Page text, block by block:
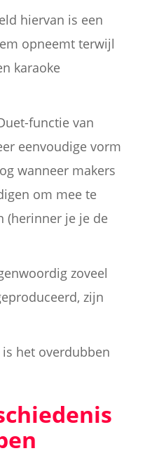
hiervan is een
opneemt terwijl
karaoke
functie van
eenvoudige vorm
wanneer makers
om mee te
(herinner je je de
zoveel
zijn
het overdubben